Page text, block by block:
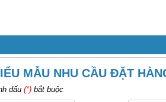
MẪU NHU CẦU ĐẶT
dấu (*) bắt buộc